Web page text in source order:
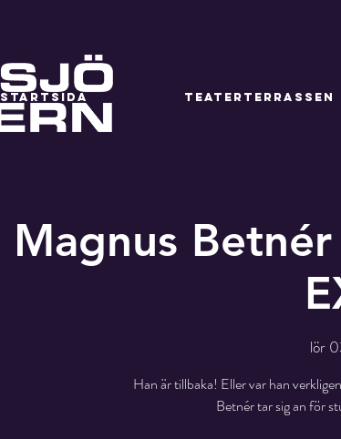
STARTSIDA TEATERTERRASSEN
Magnus
lör
Han är tillbaka! Eller var han
Betnér tar sig an för